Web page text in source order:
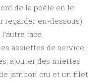
de la poêle en le
regarder en-dessous).
face.
assiettes de service,
ajouter des miettes
jambon cru et un filet